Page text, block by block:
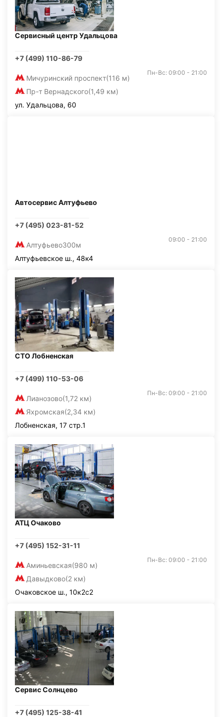
Сервисный центр Удальцова
+7 (499) 110-86-79
Мичуринский проспект(116 м)
Пр-т Вернадского(1,49 км)
Пн-Вс: 09:00 - 21:00
ул. Удальцова, 60
Автосервис Алтуфьево
+7 (495) 023-81-52
Алтуфьево300м
09:00 - 21:00
Алтуфьевское ш., 48к4
СТО Лобненская
+7 (499) 110-53-06
Лианозово(1,72 км)
Яхромская(2,34 км)
Пн-Вс: 09:00 - 21:00
Лобненская, 17 стр.1
АТЦ Очаково
+7 (495) 152-31-11
Аминьевская(980 м)
Давыдково(2 км)
Пн-Вс: 09:00 - 21:00
Очаковское ш., 10к2с2
Сервис Солнцево
+7 (495) 125-38-41